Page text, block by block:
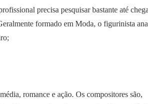
precisa pesquisar bastante até
formado em Moda, o figurinista
romance e ação. Os compositores são,